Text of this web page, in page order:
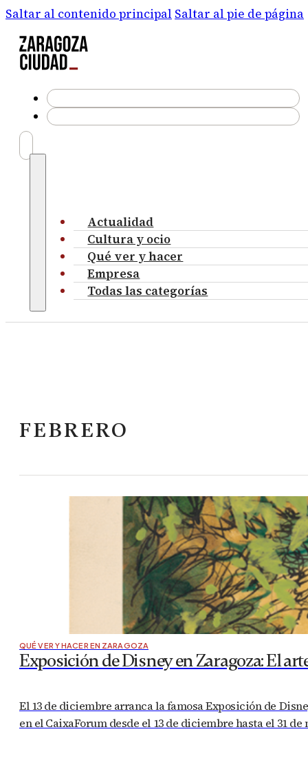
Saltar al contenido principal Saltar al pie de página
Actualidad
Cultura y ocio
Qué ver y hacer
Empresa
Todas las categorías
FEBRERO
QUÉ VER Y HACER EN ZARAGOZA
Exposición de Disney en Zaragoza: El
El 13 de diciembre arranca la famosa Exposición de
en el CaixaForum desde el 13 de diciembre hasta el 31